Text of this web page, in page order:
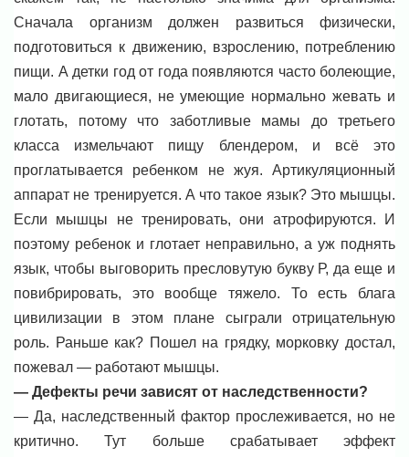
Сначала организм должен развиться физически,
подготовиться к движению, взрослению, потреблению
пищи. А детки год от года появляются часто болеющие,
мало двигающиеся, не умеющие нормально жевать и
глотать, потому что заботливые мамы до третьего
класса измельчают пищу блендером, и всё это
проглатывается ребенком не жуя. Артикуляционный
аппарат не тренируется. А что такое язык? Это мышцы.
Если мышцы не тренировать, они атрофируются. И
поэтому ребенок и глотает неправильно, а уж поднять
язык, чтобы выговорить пресловутую букву Р, да еще и
повибрировать, это вообще тяжело. То есть блага
цивилизации в этом плане сыграли отрицательную
роль. Раньше как? Пошел на грядку, морковку достал,
пожевал — работают мышцы.
— Дефекты речи зависят от наследственности?
— Да, наследственный фактор прослеживается, но не
критично. Тут больше срабатывает эффект